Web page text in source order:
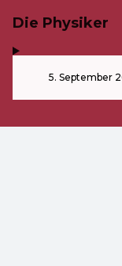
Die Physiker
5. September